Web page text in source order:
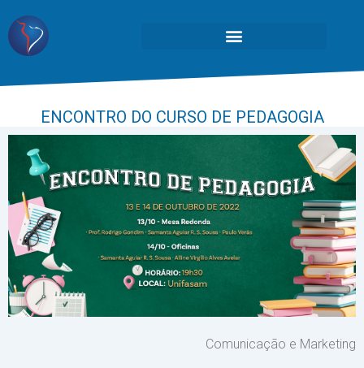
ENCONTRO DO CURSO DE PEDAGOGIA
Comunicação e Marketing